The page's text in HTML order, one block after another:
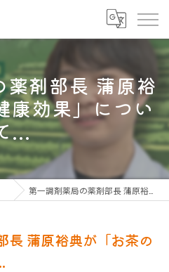
薬剤部長 蒲原裕
康効果」につい
...
第一調剤薬局の薬剤部長 蒲原裕典が「お茶の健康効果」について...
長 蒲原裕典が「お茶の